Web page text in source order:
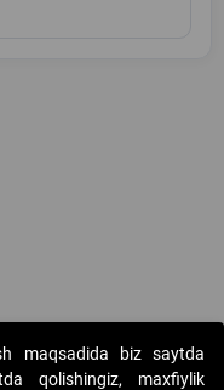
tashkil etish"
maqsadida biz saytda
qolishingiz, maxfiylik